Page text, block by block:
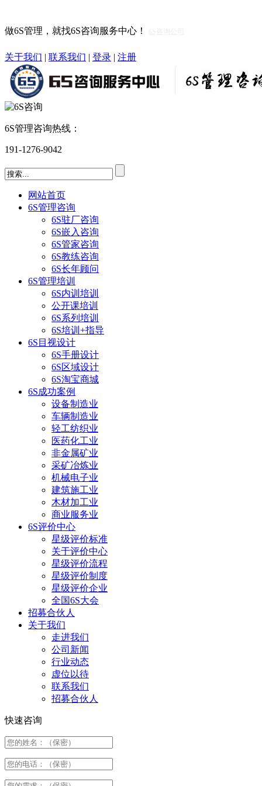
做6S管理，就找6S咨询服务中心！
关于我们 | 联系我们 | 登录 | 注册
6S管理咨询热线：
191-1276-9042
网站首页
6S管理咨询
6S驻厂咨询
6S嵌入咨询
6S管家咨询
6S教练咨询
6S长年顾问
6S管理培训
6S内训培训
公开课培训
6S系列培训
6S培训+指导
6S目视设计
6S手册设计
6S区域设计
6S淘宝商城
6S成功案例
设备制造业
车辆制造业
轻工纺织业
医药化工业
非金属矿业
采矿冶炼业
机械电子业
建筑施工业
木材加工业
商业服务业
6S评价中心
星级评价标准
关于评价中心
星级评价流程
星级评价制度
星级评价企业
全国6S大会
招募合伙人
关于我们
走进我们
公司新闻
行业动态
虚位以待
联系我们
招募合伙人
快速咨询